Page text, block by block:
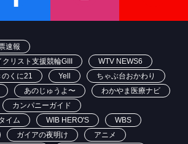
速報
リスト支援競輪GIII
WTV NEWS6
のくに21 Yell
ちゃぶ台おかわり
あのじゅうよ〜
わかやま医療ナビ
カンパニーガイド
イム
WIB HERO'S
WBS
ガイアの夜明け
アニメ